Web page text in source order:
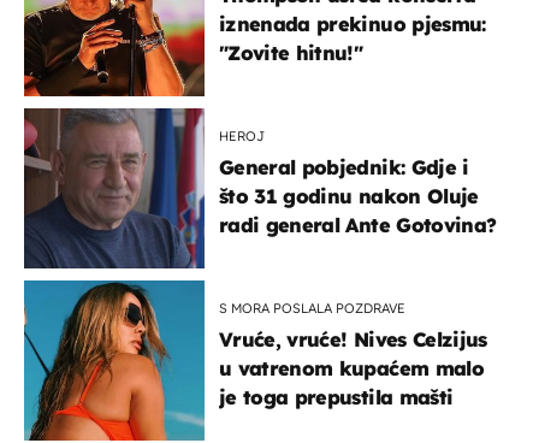
iznenada prekinuo pjesmu:
"Zovite hitnu!"
HEROJ
General pobjednik: Gdje i
što 31 godinu nakon Oluje
radi general Ante Gotovina?
S MORA POSLALA POZDRAVE
Vruće, vruće! Nives Celzijus
u vatrenom kupaćem malo
je toga prepustila mašti